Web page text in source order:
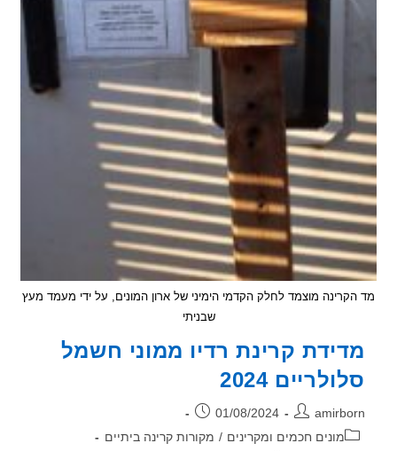
מוצמד לחלק הקדמי הימיני של ארון המונים, על ידי מעמד מעץ
קרינת רדיו ממוני חשמל
2024
פורסם:
01/08/2024
מונים חכמים ומקרינים / מקורות קרינה ביתיים